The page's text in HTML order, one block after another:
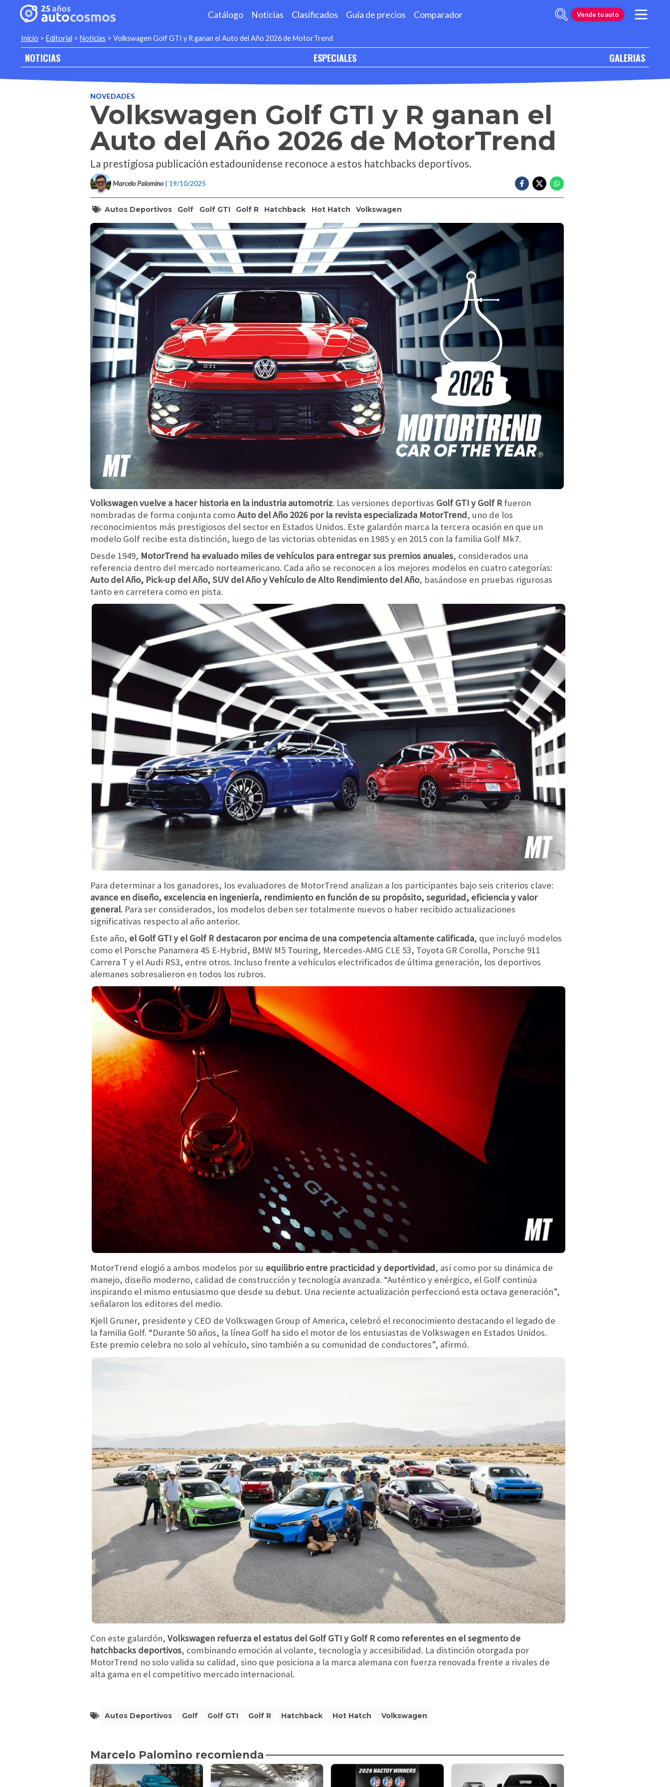
Catálogo Noticias Clasificados Guía de precios Comparador Vende tu auto
Inicio > Editorial > Noticias > Volkswagen Golf GTI y R ganan el Auto del Año 2026 de MotorTrend
NOTICIAS ESPECIALES GALERIAS
NOVEDADES
Volkswagen Golf GTI y R ganan el
Auto del Año 2026 de MotorTrend
La prestigiosa publicación estadounidense reconoce a estos hatchbacks deportivos.
Marcelo Palomino | 19/10/2025
Autos Deportivos Golf Golf GTI Golf R Hatchback Hot Hatch Volkswagen
Volkswagen vuelve a hacer historia en la industria automotriz. Las versiones deportivas Golf GTI y Golf Rfueron
nombradas de forma conjunta comoAuto del Año 2026 por la revista especializada MotorTrend, uno de los
reconocimientos más prestigiosos del sector en Estados Unidos. Este galardón marca la tercera ocasión en que un
modelo Golf recibe esta distinción, luego de las victorias obtenidas en 1985 y en 2015 con la familia Golf Mk7.
Desde 1949, MotorTrend ha evaluado miles de vehículos para entregar sus premios anuales, considerados una
referencia dentro del mercado norteamericano. Cada año se reconocen a los mejores modelos en cuatro categorías:
Auto del Año, Pick-up del Año, SUV del Año y Vehículo de Alto Rendimiento del Año, basándose en pruebas rigurosas
tanto en carretera como en pista.
Para determinar a los ganadores, los evaluadores de MotorTrend analizan a los participantes bajo seis criterios clave:
avance en diseño, excelencia en ingeniería, rendimiento en función de su propósito, seguridad, eficiencia y valor
general. Para ser considerados, los modelos deben ser totalmente nuevos o haber recibido actualizaciones
significativas respecto al año anterior.
Este año, el Golf GTI y el Golf R destacaron por encima de una competencia altamente calificada, que incluyó modelos
como el Porsche Panamera 4S E-Hybrid, BMW M5 Touring, Mercedes-AMG CLE 53, Toyota GR Corolla, Porsche 911
Carrera T y el Audi RS3, entre otros. Incluso frente a vehículos electrificados de última generación, los deportivos
alemanes sobresalieron en todos los rubros.
MotorTrend elogió a ambos modelos por su equilibrio entre practicidad y deportividad, así como por su dinámica de
manejo, diseño moderno, calidad de construcción y tecnología avanzada. “Auténtico y enérgico, el Golf continúa
inspirando el mismo entusiasmo que desde su debut. Una reciente actualización perfeccionó esta octava generación”,
señalaron los editores del medio.
Kjell Gruner, presidente y CEO de Volkswagen Group of America, celebró el reconocimiento destacando el legado de
la familia Golf. “Durante 50 años, la línea Golf ha sido el motor de los entusiastas de Volkswagen en Estados Unidos.
Este premio celebra no solo al vehículo, sino también a su comunidad de conductores”, afirmó.
Con este galardón, Volkswagen refuerza el estatus del Golf GTI y Golf R como referentes en el segmento de
hatchbacks deportivos, combinando emoción al volante, tecnología y accesibilidad. La distinción otorgada por
MotorTrend no solo valida su calidad, sino que posiciona a la marca alemana con fuerza renovada frente a rivales de
alta gama en el competitivo mercado internacional.
Autos Deportivos Golf Golf GTI Golf R Hatchback Hot Hatch Volkswagen
Marcelo Palomino recomienda